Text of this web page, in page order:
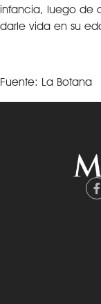
infancia, luego de
darle vida en su
Fuente: La Botana